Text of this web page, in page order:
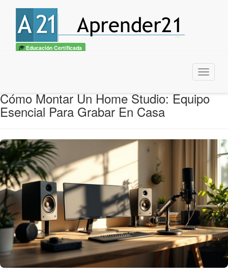
Educación Certificada
Menu
Cómo Montar Un Home Studio: Equipo
Esencial Para Grabar En Casa